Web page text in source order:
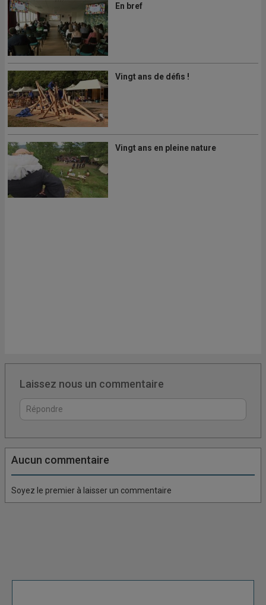
En bref
Vingt ans de défis !
Vingt ans en pleine nature
Laissez nous un commentaire
Aucun commentaire
Soyez le premier à laisser un commentaire